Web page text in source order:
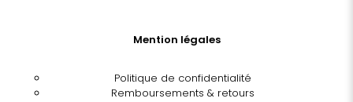
Mention légales
Politique de confidentialité
Remboursements & retours